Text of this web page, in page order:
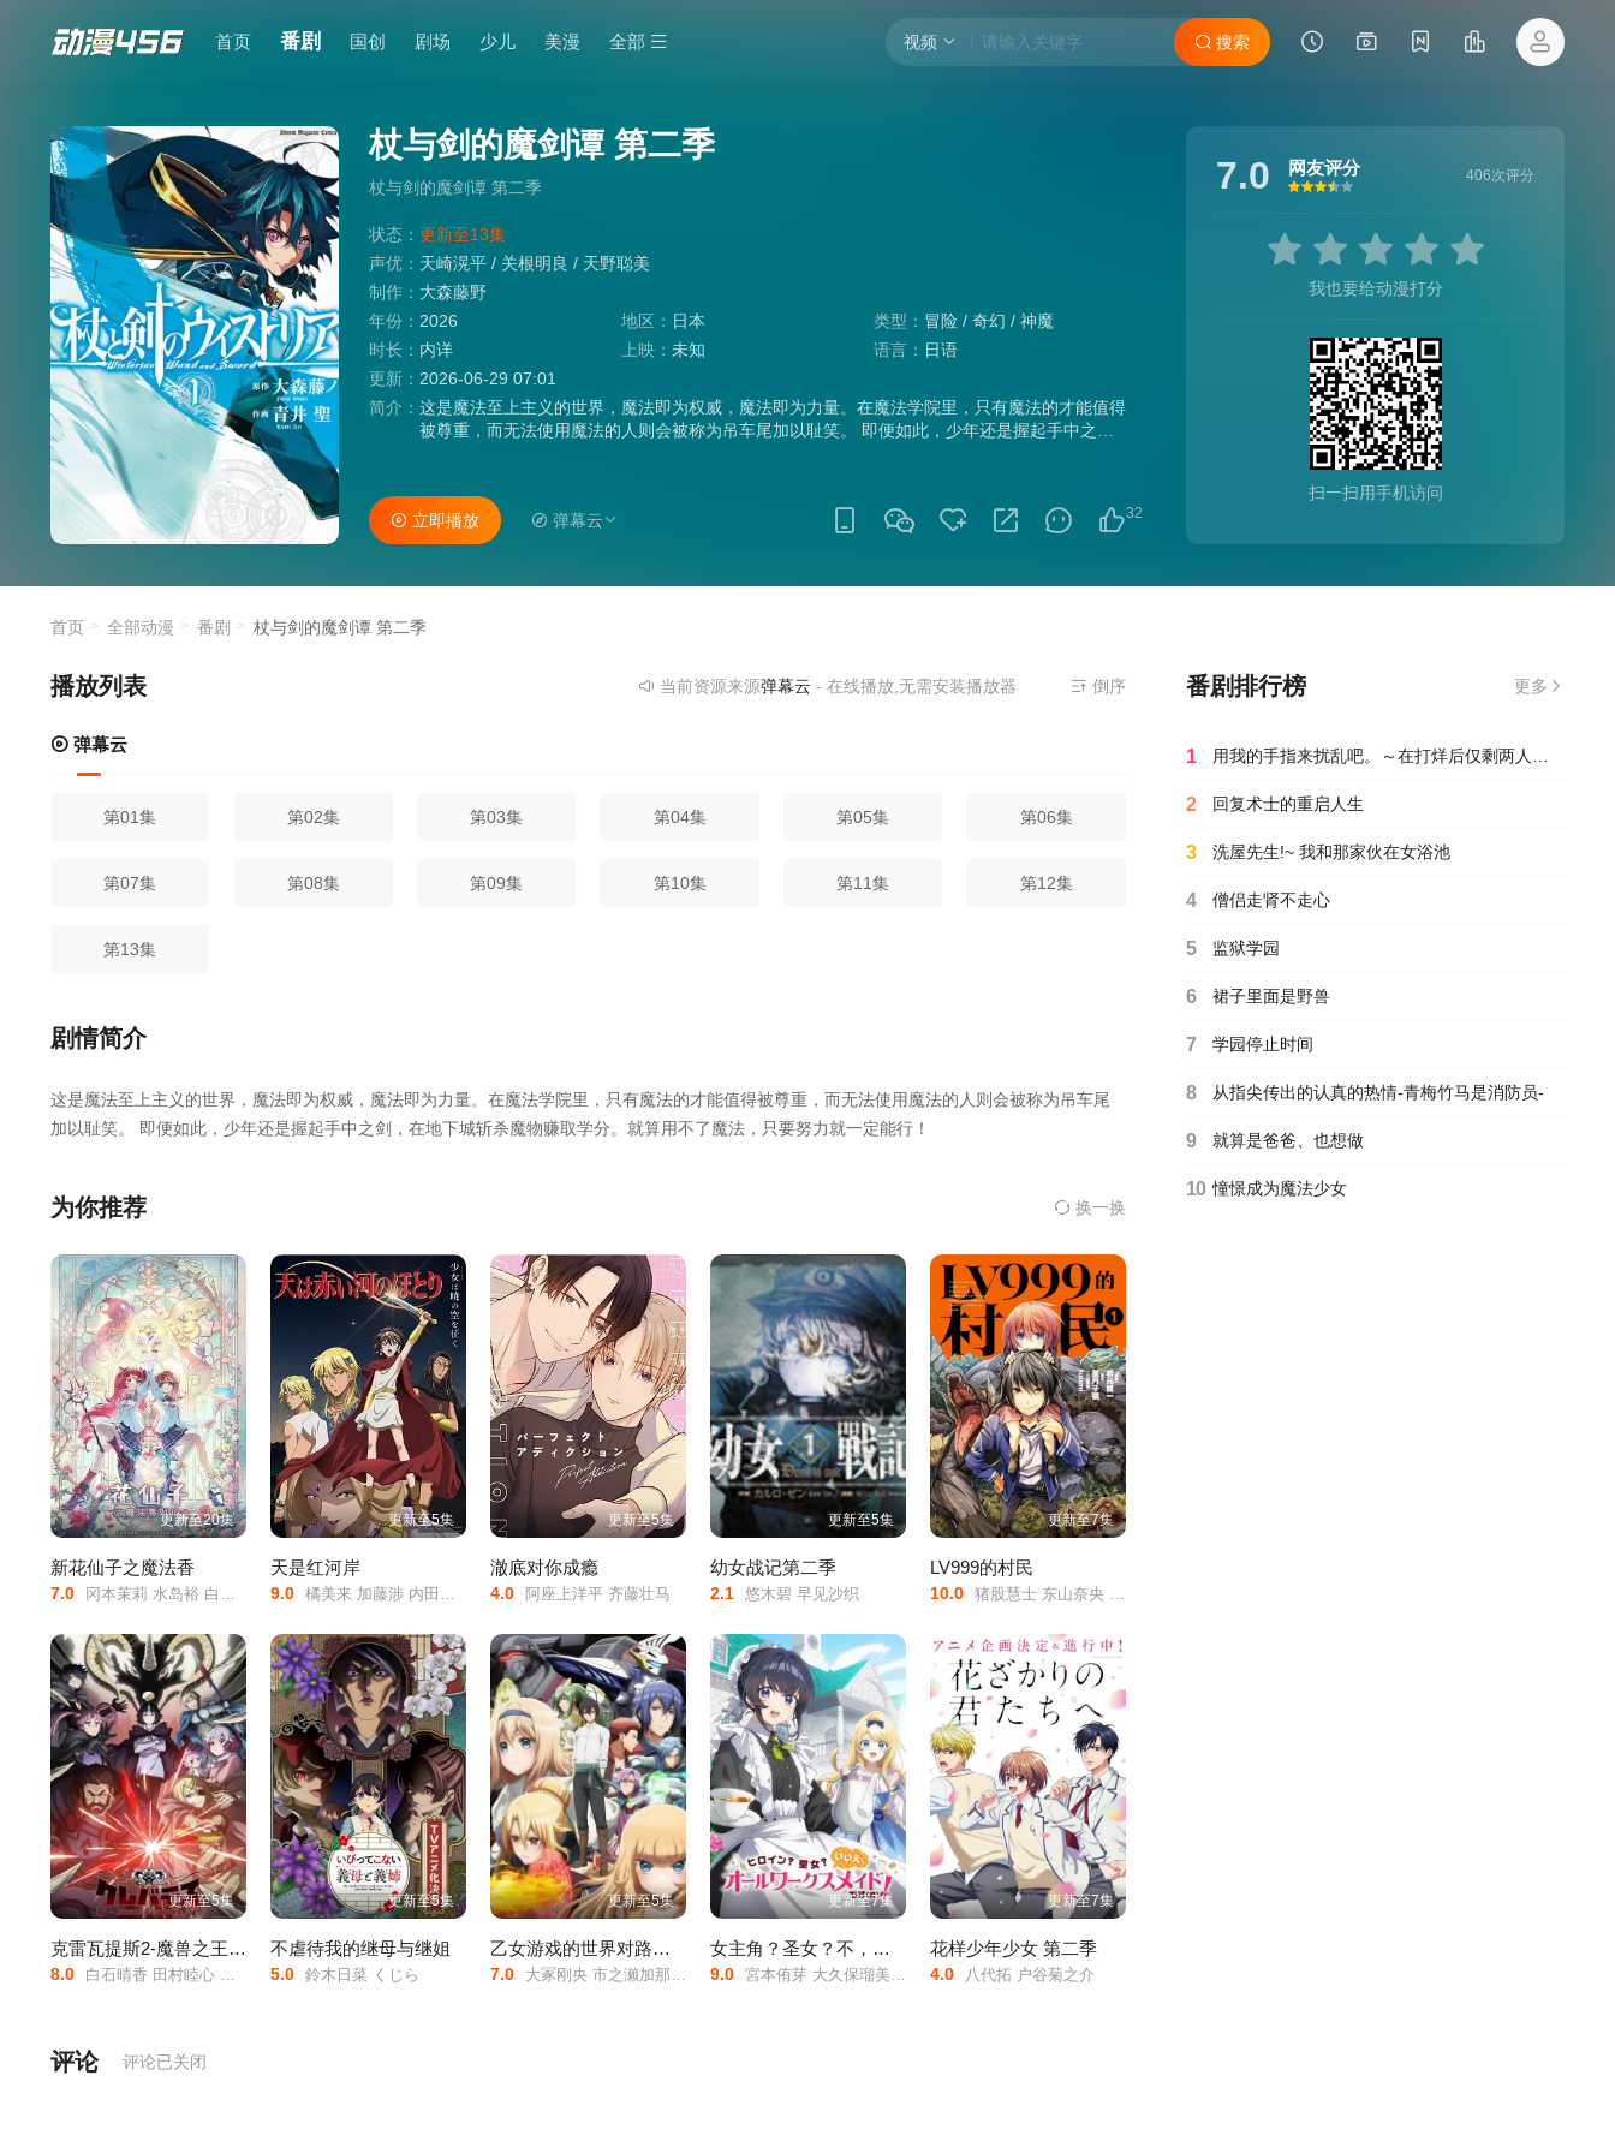
视频 搜索
首页 番剧 国创 剧场 少儿 美漫 全部
杖与剑的魔剑谭 第二季
杖与剑的魔剑谭 第二季
状态： 更新至13集
声优： 天崎滉平 / 关根明良 / 天野聪美
制作： 大森藤野
年份： 2026 地区： 日本 类型： 冒险 / 奇幻 / 神魔
时长： 内详 上映： 未知 语言： 日语
更新： 2026-06-29 07:01
简介： 这是魔法至上主义的世界，魔法即为权威，魔法即为力量。在魔法学院里，只有魔法的才能值得
被尊重，而无法使用魔法的人则会被称为吊车尾加以耻笑。 即便如此，少年还是握起手中之
32
立即播放 弹幕云
7.0 网友评分
很差
较差还行推荐力荐
406次评分
我也要给动漫打分
扫一扫用手机访问
首页 全部动漫 番剧 杖与剑的魔剑谭 第二季
播放列表 当前资源来源弹幕云- 在线播放,无需安装播放器 倒序
弹幕云
第01集 第02集 第03集 第04集 第05集 第06集
第07集 第08集 第09集 第10集 第11集 第12集
第13集
剧情简介
这是魔法至上主义的世界，魔法即为权威，魔法即为力量。在魔法学院里，只有魔法的才能值得被尊重，而无法使用魔法的人则会被称为吊车尾
加以耻笑。 即便如此，少年还是握起手中之剑，在地下城斩杀魔物赚取学分。就算用不了魔法，只要努力就一定能行！
为你推荐 换一换
更新至20集
新花仙子之魔法香
7.0 冈本茉莉 水岛裕 白石冬美
更新至5集
天是红河岸
9.0 橘美来 加藤涉 内田彩 千叶翔也 前野智昭
更新至5集
澈底对你成瘾
4.0 阿座上洋平 齐藤壮马
更新至5集
幼女战记第二季
2.1 悠木碧 早见沙织
更新至7集
LV999的村民
10.0 猪股慧士 东山奈央 江头宏哉 岛崎信长
更新至5集
克雷瓦提斯2-魔兽之王与虚伪的勇者传承-
8.0 白石晴香 田村睦心 中村悠一 会泽纱 桥爪淳 宫野真守
更新至5集
不虐待我的继母与继姐
5.0 鈴木日菜 くじら
更新至5集
乙女游戏的世界对路人角色很不友好 第二季
7.0 大冢刚央 市之濑加那 菲鲁兹·蓝 石田彰
更新至7集
女主角？圣女？不，我是杂役女仆（自豪）!
9.0 宮本侑芽 大久保瑠美 日笠陽子
更新至7集
花样少年少女 第二季
4.0 八代拓 户谷菊之介
评论 评论已关闭
番剧排行榜 更多
1 用我的手指来扰乱吧。～在打烊后仅剩两人的沙龙…～
2 回复术士的重启人生
3 洗屋先生!~ 我和那家伙在女浴池
4 僧侣走肾不走心
5 监狱学园
6 裙子里面是野兽
7 学园停止时间
8 从指尖传出的认真的热情-青梅竹马是消防员-
9 就算是爸爸、也想做
10 憧憬成为魔法少女